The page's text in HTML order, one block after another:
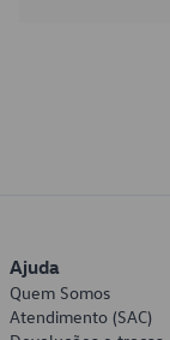
Ajuda
Quem Somos
Atendimento (SAC)